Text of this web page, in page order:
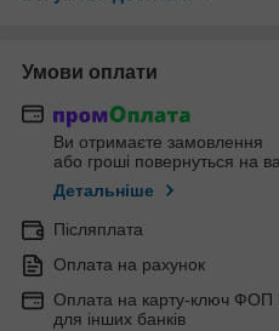
Умови оплати
Ви отримаєте замовлення
або гроші повернуться на
Детальніше
Післяплата
Оплата на рахунок
Оплата на карту-ключ ФОП
для інших банків